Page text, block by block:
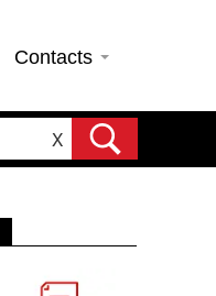
Contacts
X